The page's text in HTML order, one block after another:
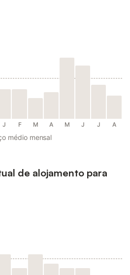
J F M A M J J A
médio mensal
de alojamento para